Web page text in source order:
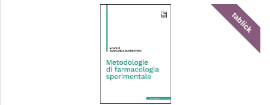
tablick